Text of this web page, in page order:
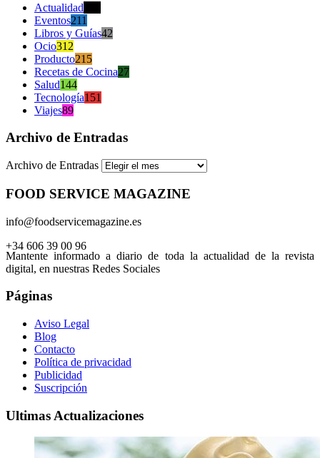
Actualidad
Eventos211
Libros y Guías42
Ocio312
Producto215
Recetas de Cocina27
Salud144
Tecnología151
Viajes89
Archivo de Entradas
Archivo de Entradas
FOOD SERVICE MAGAZINE
info@foodservicemagazine.es
+34 606 39 00 96
Mantente informado a diario de toda la actualidad de la revista
digital, en nuestras Redes Sociales
Páginas
Aviso Legal
Blog
Contacto
Política de privacidad
Publicidad
Suscripción
Ultimas Actualizaciones